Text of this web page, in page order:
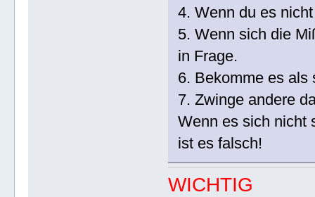
4. Wenn du es
5. Wenn sich die
in Frage.
6. Bekomme es als
7. Zwinge andere
Wenn es sich nicht
ist es falsch!
WICHTIG